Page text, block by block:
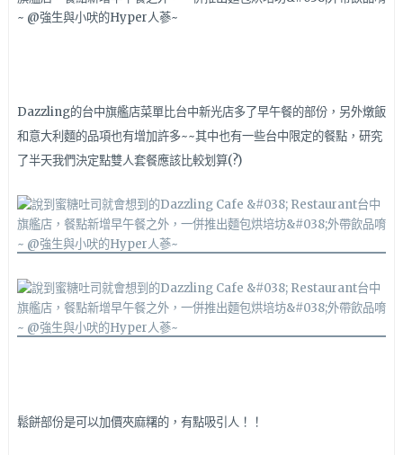
Dazzling的台中旗艦店菜單比台中新光店多了早午餐的部份，另外燉飯
和意大利麵的品項也有增加許多~~其中也有一些台中限定的餐點，研究
了半天我們決定點雙人套餐應該比較划算(?)
鬆餅部份是可以加價夾麻糬的，有點吸引人！！